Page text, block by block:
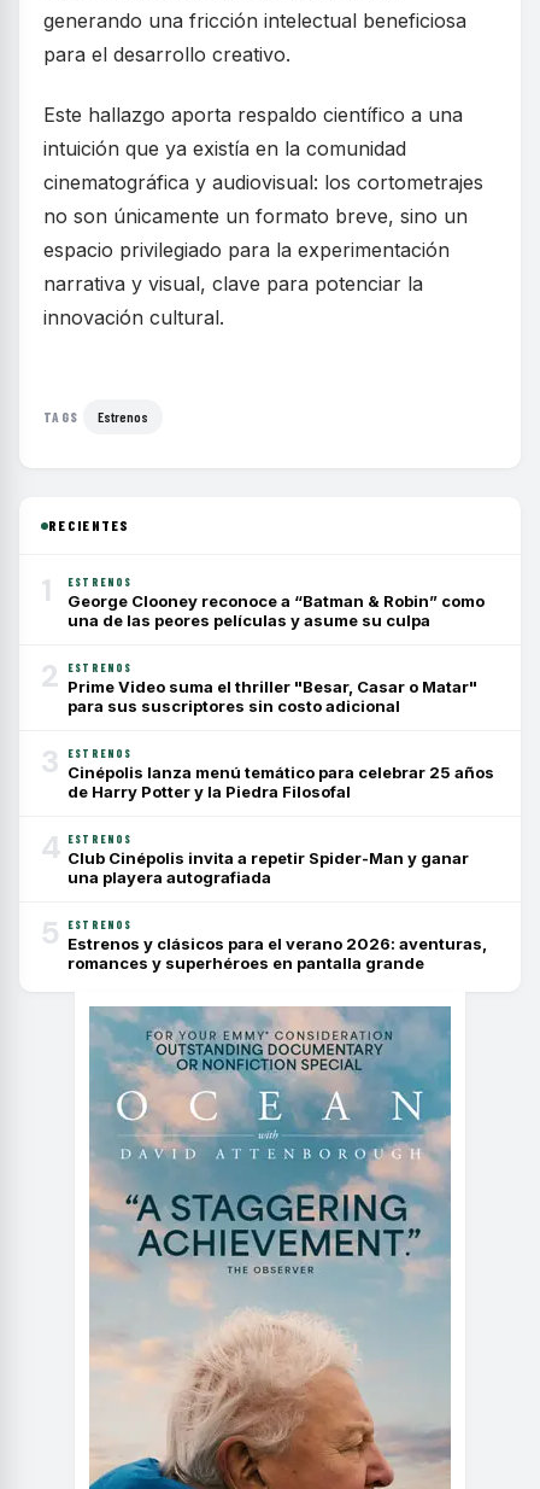
generando una fricción intelectual beneficiosa
para el desarrollo creativo.
Este hallazgo aporta respaldo científico a una
intuición que ya existía en la comunidad
cinematográfica y audiovisual: los cortometrajes
no son únicamente un formato breve, sino un
espacio privilegiado para la experimentación
narrativa y visual, clave para potenciar la
innovación cultural.
TAGS Estrenos
RECIENTES
1 ESTRENOS
George Clooney reconoce a “Batman & Robin” como
una de las peores películas y asume su culpa
2 ESTRENOS
Prime Video suma el thriller "Besar, Casar o Matar"
para sus suscriptores sin costo adicional
3 ESTRENOS
Cinépolis lanza menú temático para celebrar 25 años
de Harry Potter y la Piedra Filosofal
4 ESTRENOS
Club Cinépolis invita a repetir Spider-Man y ganar
una playera autografiada
5 ESTRENOS
Estrenos y clásicos para el verano 2026: aventuras,
romances y superhéroes en pantalla grande